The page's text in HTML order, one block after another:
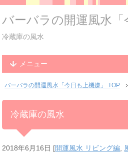
バーバラの開運風水「
冷蔵庫の風水
メニュー
バーバラの開運風水「今日も上機嫌」 TOP
冷蔵庫の風水
2018年6月16日 [開運風水 リビング編,